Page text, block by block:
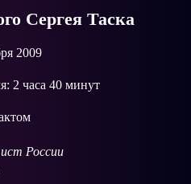
Сергея Таска
2009
2 часа 40 минут
России